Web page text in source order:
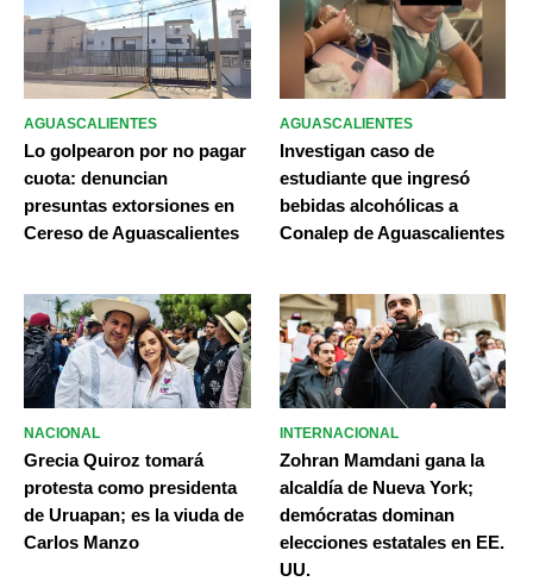
AGUASCALIENTES
Lo golpearon por no pagar
cuota: denuncian
presuntas extorsiones en
Cereso de Aguascalientes
AGUASCALIENTES
Investigan caso de
estudiante que ingresó
bebidas alcohólicas a
Conalep de Aguascalientes
NACIONAL
Grecia Quiroz tomará
protesta como presidenta
de Uruapan; es la viuda de
Carlos Manzo
INTERNACIONAL
Zohran Mamdani gana la
alcaldía de Nueva York;
demócratas dominan
elecciones estatales en EE.
UU.